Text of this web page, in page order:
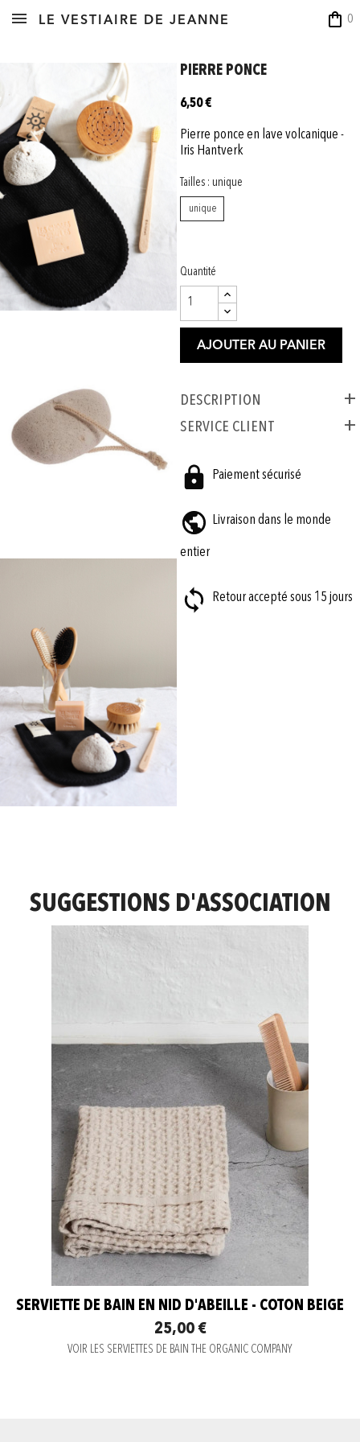
shopping_bag 0
LE VESTIAIRE DE JEANNE
PIERRE PONCE
6,50 €
Pierre ponce en lave volcanique -
Iris Hantverk
Tailles : unique
unique
Quantité
AJOUTER AU PANIER
Description
SERVICE CLIENT
Paiement sécurisé
Livraison dans le monde
entier
Retour accepté sous 15 jours
SUGGESTIONS D'ASSOCIATION
SERVIETTE DE BAIN EN NID D'ABEILLE - COTON BEIGE
25,00 €
VOIR LES SERVIETTES DE BAIN THE ORGANIC COMPANY